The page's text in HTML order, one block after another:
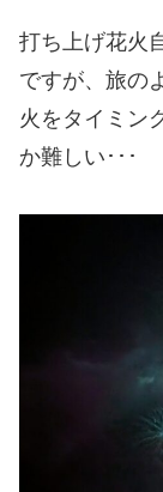
打ち上げ花火
ですが、旅の
火をタイミン
か難しい･･･